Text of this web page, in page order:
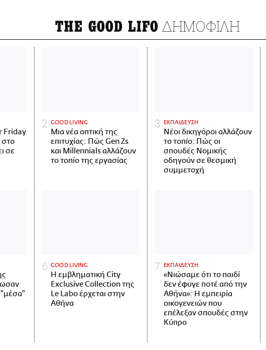
THE GOOD LIFO ΔΗΜΟΦΙΛΗ
Friday
στο
σε
GOOD LIVING
Μια νέα οπτική της
επιτυχίας: Πώς Gen Zs
και Millennials αλλάζουν
το τοπίο της εργασίας
ΕΚΠΑΙΔΕΥΣΗ
Νέοι δικηγόροι αλλάζουν
το τοπίο: Πώς οι
σπουδές Νομικής
οδηγούν σε θεσμική
συμμετοχή
"μέσα"
GOOD LIVING
Η εμβληματική City
Exclusive Collection της
Le Labo έρχεται στην
Αθήνα
ΕΚΠΑΙΔΕΥΣΗ
«Νιώσαμε ότι το παιδί
δεν έφυγε ποτέ από την
Αθήνα»: Η εμπειρία
οικογενειών που
επέλεξαν σπουδές στην
Κύπρο